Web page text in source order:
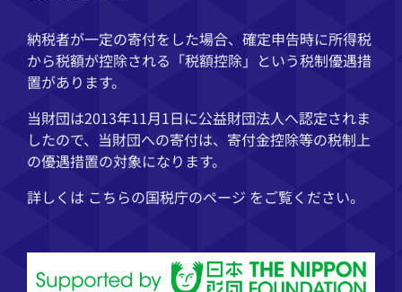
納税者が一定の寄付をした場合、確定申告時に所得税
から税額が控除される「税額控除」という税制優遇措
置があります。
当財団は2013年11月1日に公益財団法人へ認定されま
したので、当財団への寄付は、寄付金控除等の税制上
の優遇措置の対象になります。
詳しくは こちらの国税庁のページ をご覧ください。